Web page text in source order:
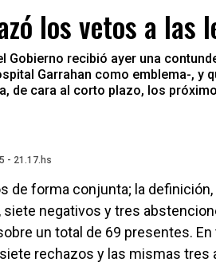
los vetos a
Gobierno recibió ayer una
Garrahan como emblema-, y
de cara al corto plazo, los
- 21.17.hs
de forma conjunta; la
negativos y tres
un total de 69 presentes.
rechazos y las mismas tres